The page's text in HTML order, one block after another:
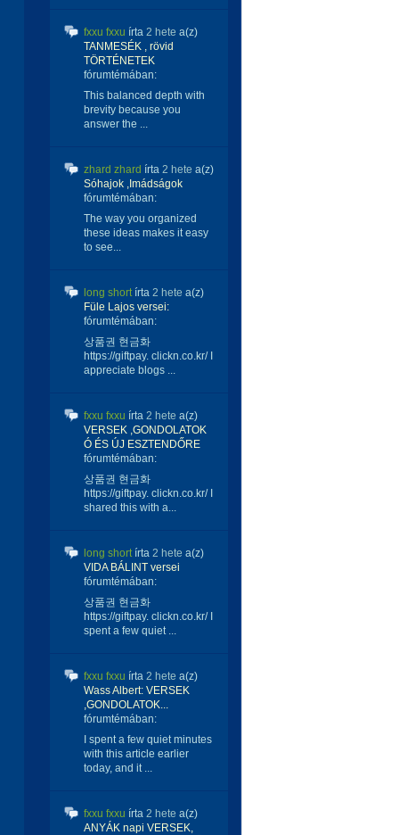
fxxu fxxu írta 2 hete a(z)
TANMESÉK , rövid
TÖRTÉNETEK
fórumtémában:
This balanced depth with
brevity because you
answer the ...
zhard zhard írta 2 hete a(z)
Sóhajok ,Imádságok
fórumtémában:
The way you organized
these ideas makes it easy
to see...
long shortírta 2 hete a(z)
Füle Lajos versei:
fórumtémában:
상품권 현금화
https://giftpay. clickn.co.kr/ I
appreciate blogs ...
fxxu fxxu írta 2 hete a(z)
VERSEK ,GONDOLATOK
Ó ÉS ÚJ ESZTENDŐRE
fórumtémában:
상품권 현금화
https://giftpay. clickn.co.kr/ I
shared this with a...
long shortírta 2 hete a(z)
VIDA BÁLINT versei
fórumtémában:
상품권 현금화
https://giftpay. clickn.co.kr/ I
spent a few quiet ...
fxxu fxxu írta 2 hete a(z)
Wass Albert: VERSEK
,GONDOLATOK...
fórumtémában:
I spent a few quiet minutes
with this article earlier
today, and it ...
fxxu fxxu írta 2 hete a(z)
ANYÁK napi VERSEK,